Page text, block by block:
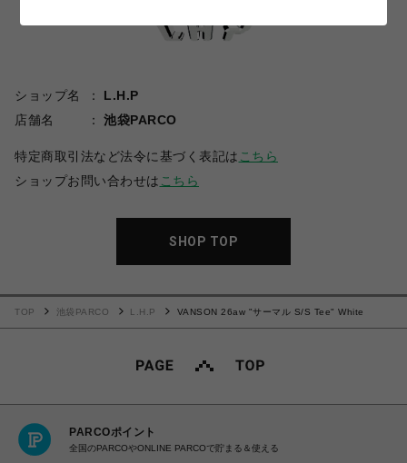
ショップ名
L.H.P
店舗名
池袋PARCO
特定商取引法など法令に基づく表記は こちら
ショップお問い合わせは こちら
SHOP TOP
TOP 池袋PARCO L.H.P VANSON 26aw "サーマル S/S Tee" White
PARCOポイント
全国のPARCOやONLINE PARCOで貯まる＆使える